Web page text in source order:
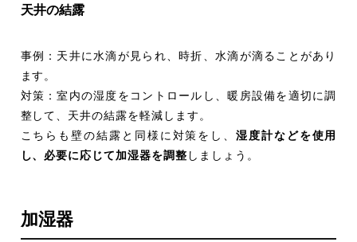
天井の結露
事例：天井に水滴が見られ、時折、水滴が滴ることがあり
ます。
対策：室内の湿度をコントロールし、暖房設備を適切に調
整して、天井の結露を軽減します。
こちらも壁の結露と同様に対策をし、湿度計などを使用
し、必要に応じて加湿器を調整 しましょう。
加湿器